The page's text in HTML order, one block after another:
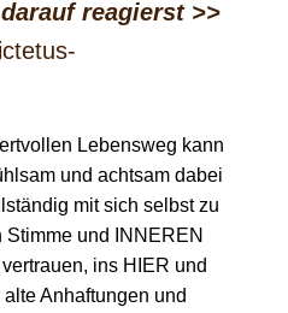
reagierst >>
Lebensweg kann
und achtsam dabei
mit sich selbst zu
und INNEREN
ins HIER und
Anhaftungen und